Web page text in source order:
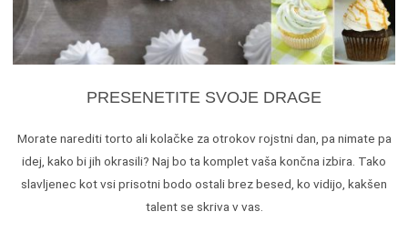
PRESENETITE SVOJE DRAGE
Morate narediti torto ali kolačke za otrokov rojstni dan, pa nimate pa
idej, kako bi jih okrasili? Naj bo ta komplet vaša končna izbira. Tako
slavljenec kot vsi prisotni bodo ostali brez besed, ko vidijo, kakšen
talent se skriva v vas.